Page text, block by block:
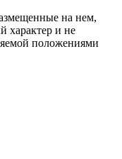
на нем,
характер и не
положениями